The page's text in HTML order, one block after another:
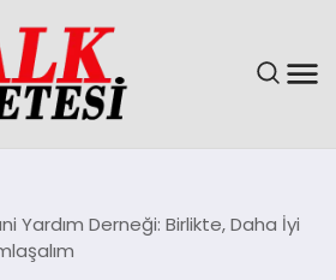
Yardım Derneği: Birlikte, Daha İyi